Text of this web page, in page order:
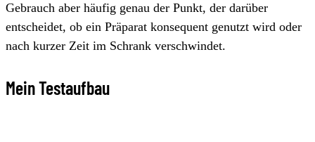
Gebrauch aber häufig genau der Punkt, der darüber
entscheidet, ob ein Präparat konsequent genutzt wird oder
nach kurzer Zeit im Schrank verschwindet.
Mein Testaufbau